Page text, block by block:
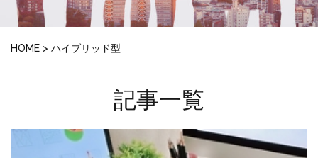
HOME > ハイブリッド型
記事一覧